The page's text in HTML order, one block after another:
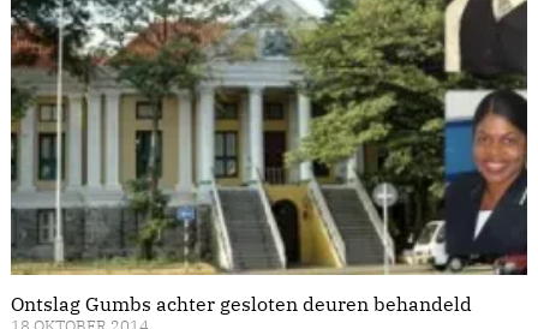
Ontslag Gumbs achter gesloten deuren behandeld